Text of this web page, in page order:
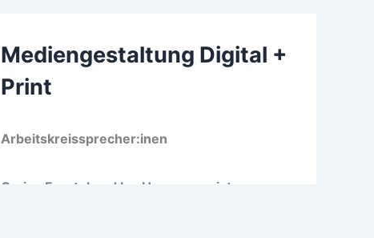
Mediengestaltung Digital +
Print
Arbeitskreissprecher:inen
Carina Freutel und Ina Hammermeister